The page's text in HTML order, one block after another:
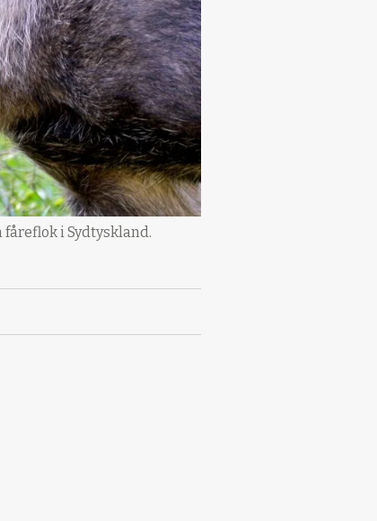
i Sydtyskland.